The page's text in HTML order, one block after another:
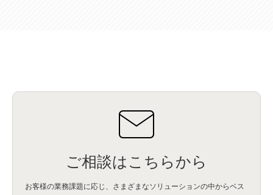
ご相談はこちらから
お客様の業務課題に応じ、さまざまなソリューションの中からベス